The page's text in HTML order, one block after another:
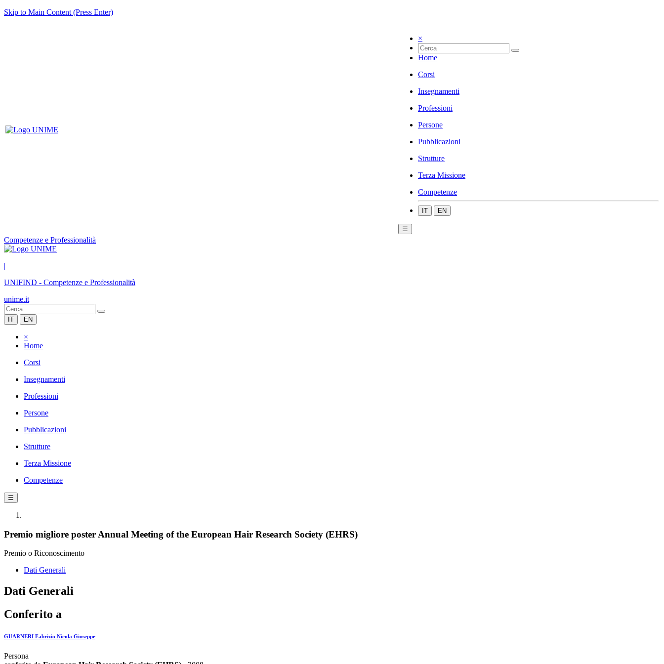
Skip to Main Content (Press Enter)
×
Home
Corsi
Insegnamenti
Professioni
Persone
Pubblicazioni
Strutture
Terza Missione
Competenze
IT EN
☰
Competenze e Professionalità
|
UNIFIND - Competenze e Professionalità
unime.it
IT EN
×
Home
Corsi
Insegnamenti
Professioni
Persone
Pubblicazioni
Strutture
Terza Missione
Competenze
☰
Premio migliore poster Annual Meeting of the European Hair Research Society (EHRS)
Premio o Riconoscimento
Dati Generali
Dati Generali
Conferito a
GUARNERI Fabrizio Nicola Giuseppe
Persona